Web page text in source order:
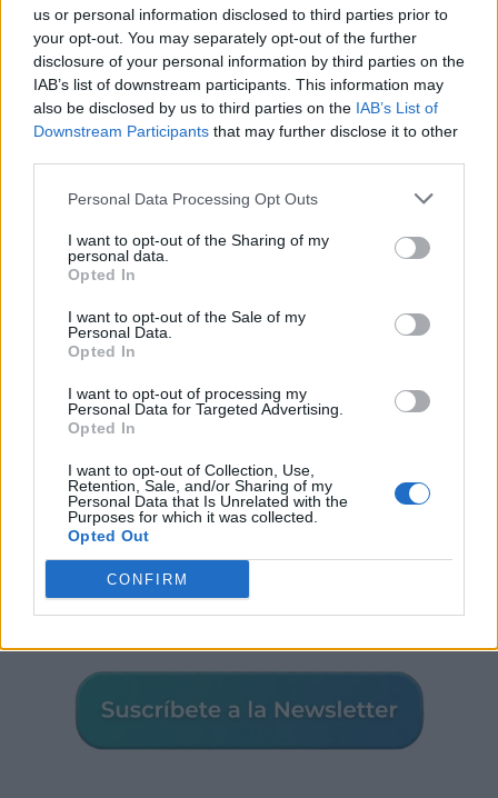
us or personal information disclosed to third parties prior to
your opt-out. You may separately opt-out of the further
disclosure of your personal information by third parties on the
IAB’s list of downstream participants. This information may
also be disclosed by us to third parties on the IAB’s List of
Downstream Participants that may further disclose it to other
Personal Data Processing Opt Outs
I want to opt-out of the Sharing of my
personal data.
Opted In
I want to opt-out of the Sale of my
Personal Data.
Opted In
I want to opt-out of processing my
Personal Data for Targeted Advertising.
Opted In
I want to opt-out of Collection, Use,
Retention, Sale, and/or Sharing of my
Personal Data that Is Unrelated with the
Purposes for which it was collected.
Opted Out
CONFIRM
Publicidad